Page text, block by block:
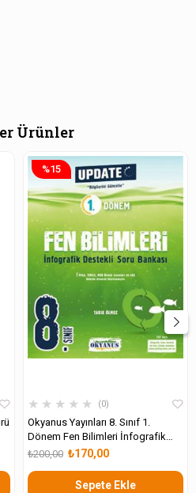
Ürünler
★ ★ ★ ★ ★ 0
Okyanus Yayınları 8. Sınıf 1.
Dönem Fen Bilimleri İnfografik
Destekli Update Soru Bankası
₺170,00
₺200,00
Sepete Ekle
%15